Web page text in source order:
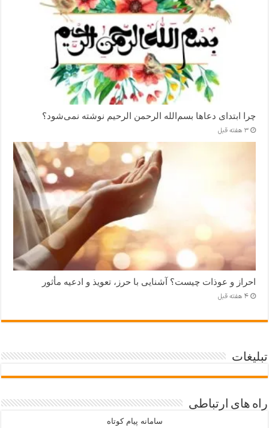
چرا ابتدای دعاها بسم‌الله الرحمن الرحیم نوشته نمی‌شود؟
3 هفته قبل
احراز و عوذات چیست؟ آشنایی با حرز، تعویذ و ادعیه مأثور
4 هفته قبل
تبلیغات
راه های ارتباطی
سامانه پیام کوتاه